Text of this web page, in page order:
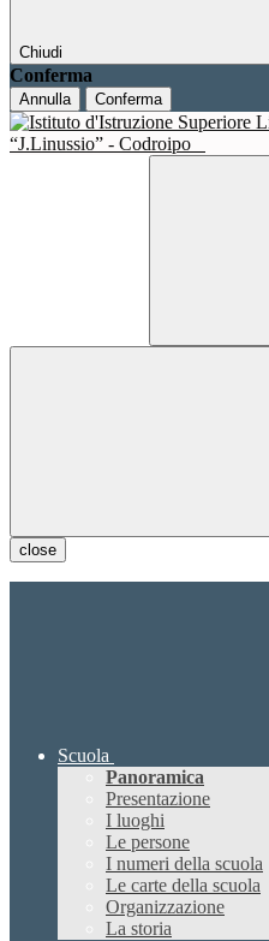
Chiudi
Conferma
Annulla Conferma
“J.Linussio” - Codroipo
close
Scuola
Panoramica
Presentazione
I luoghi
Le persone
I numeri della scuola
Le carte della scuola
Organizzazione
La storia